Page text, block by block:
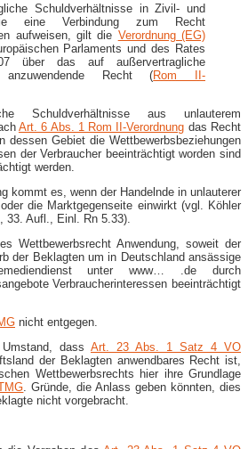
Schuldverhältnisse in Zivil- und
eine Verbindung zum Recht
aufweisen, gilt die Verordnung (EG)
Parlaments und des Rates
über das auf außervertragliche
anzuwendende Recht (Rom II-​
Schuldverhältnisse aus unlauterem
Art. 6 Abs. 1 Rom II-​Verordnung das Recht
dessen Gebiet die Wettbewerbsbeziehungen
der Verbraucher beeinträchtigt worden sind
werden.
kommt es, wenn der Handelnde in unlauterer
die Marktgegenseite einwirkt (vgl. Köhler
33. Aufl., Einl. Rn 5.33).
Wettbewerbsrecht Anwendung, soweit der
der Beklagten um in Deutschland ansässige
unter www… .de durch
Verbraucherinteressen beeinträchtigt
nicht entgegen.
dass Art. 23 Abs. 1 Satz 4 VO
der Beklagten anwendbares Recht ist,
Wettbewerbsrechts hier ihre Grundlage
. Gründe, die Anlass geben könnten, dies
nicht vorgebracht.